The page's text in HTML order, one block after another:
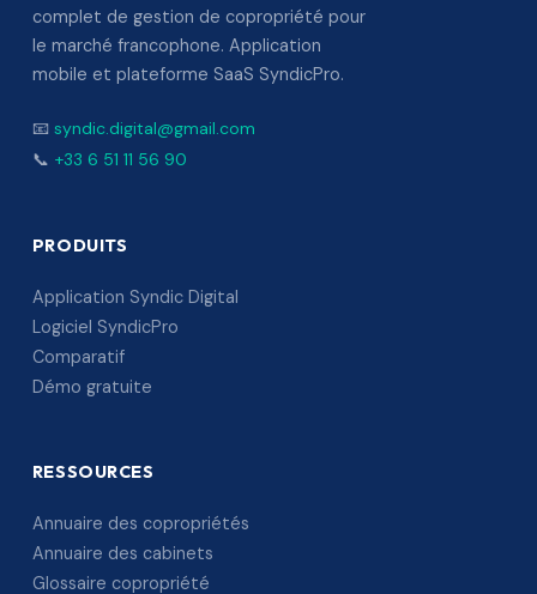
complet de gestion de copropriété pour
le marché francophone. Application
mobile et plateforme SaaS SyndicPro.
📧 syndic.digital@gmail.com
📞 +33 6 51 11 56 90
PRODUITS
Application Syndic Digital
Logiciel SyndicPro
Comparatif
Démo gratuite
RESSOURCES
Annuaire des copropriétés
Annuaire des cabinets
Glossaire copropriété